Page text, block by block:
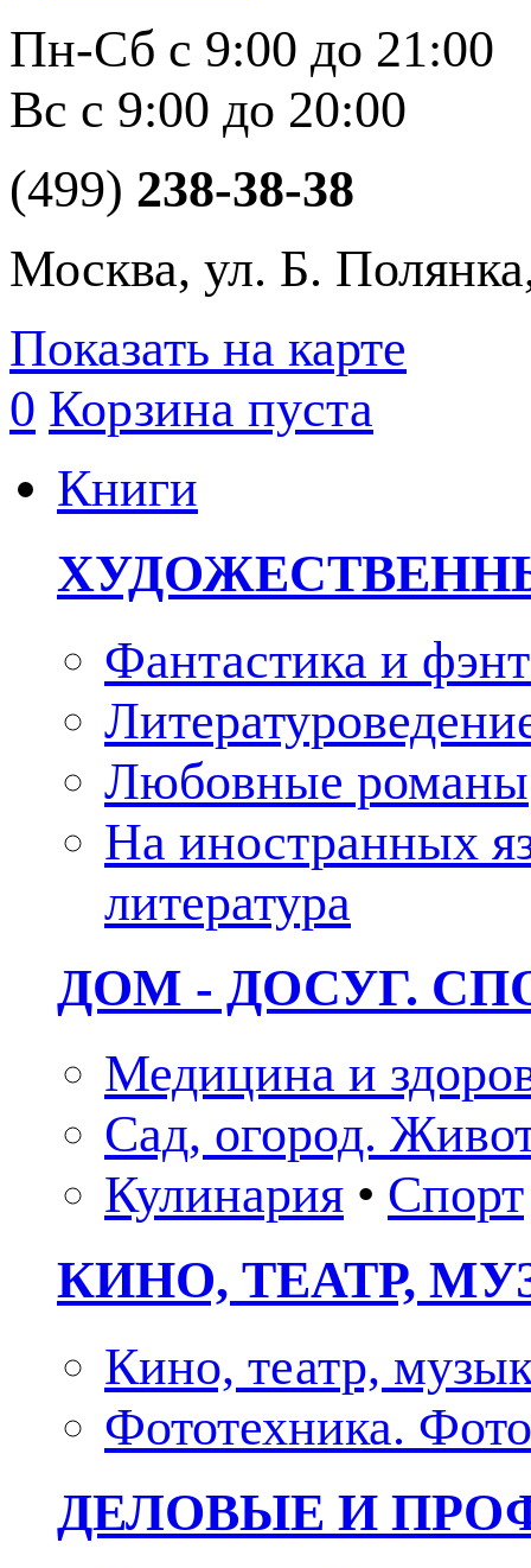
Пн-Сб с 9:00 до 21:00
Вс с 9:00 до 20:00
(499) 238-38-38
Москва, ул. Б.
Показать на карте
0 Корзина пуста
Книги
Фантастика и
Любовные романы
На иностранных
литература
ДОМ - ДОСУГ.
Медицина и
Сад, огород.
Кулинария • Спорт
КИНО, ТЕАТР,
Кино, театр,
Фототехника.
ДЕЛОВЫЕ И